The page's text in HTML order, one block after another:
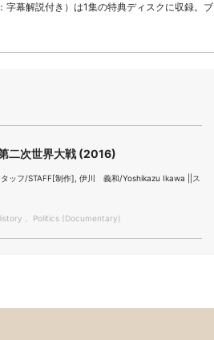
字幕解説付き）は1集の特典ディスクに収録。ブ
次世界大戦 (2016)
ッフ/STAFF[制作], 伊川 義和/Yoshikazu Ikawa ||ス
， Politics (Documentary)